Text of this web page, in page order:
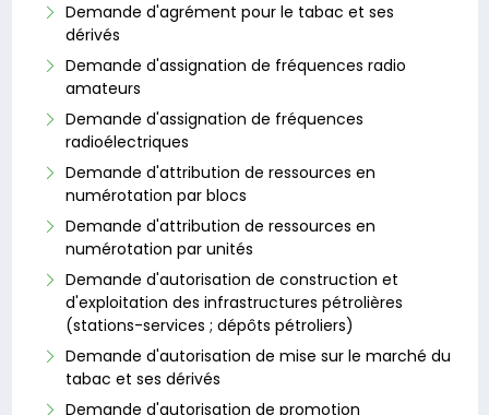
Demande d'agrément pour le tabac et ses
dérivés
Demande d'assignation de fréquences radio
amateurs
Demande d'assignation de fréquences
radioélectriques
Demande d'attribution de ressources en
numérotation par blocs
Demande d'attribution de ressources en
numérotation par unités
Demande d'autorisation de construction et
d'exploitation des infrastructures pétrolières
(stations-services ; dépôts pétroliers)
Demande d'autorisation de mise sur le marché du
tabac et ses dérivés
Demande d'autorisation de promotion